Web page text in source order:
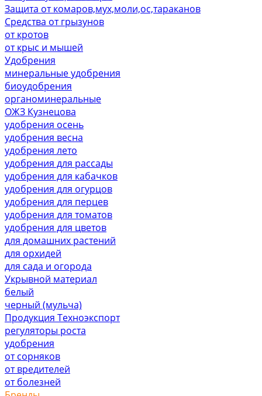
Защита от комаров,мух,моли,ос,тараканов
Средства от грызунов
от кротов
от крыс и мышей
Удобрения
минеральные удобрения
биоудобрения
органоминеральные
ОЖЗ Кузнецова
удобрения осень
удобрения весна
удобрения лето
удобрения для рассады
удобрения для кабачков
удобрения для огурцов
удобрения для перцев
удобрения для томатов
удобрения для цветов
для домашних растений
для орхидей
для сада и огорода
Укрывной материал
белый
черный (мульча)
Продукция Техноэкспорт
регуляторы роста
удобрения
от сорняков
от вредителей
от болезней